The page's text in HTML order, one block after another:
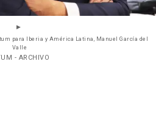
para Iberia y América Latina, Manuel García del
Valle
- ARCHIVO